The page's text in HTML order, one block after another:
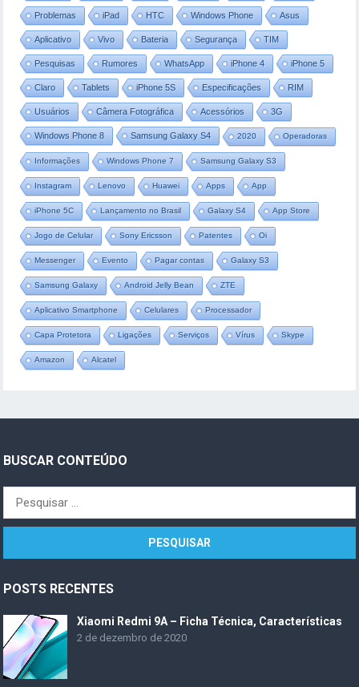
Problemas iPad HTC Windows Phone Asus
Aplicativo Vivo Bateria Segurança TIM
Pesquisas Rumores WhatsApp iPhone 4 iPhone 5
Claro Tablets iPhone 5S Especificações RIM
Usuários Câmera Fotográfica Acessórios 3G
Windows Phone 8 Samsung Galaxy S4 2020 Operadoras
Informações Windows Phone 7 Samsung Galaxy S3
Instagram Lenovo Huawei Apps App
iPhone 5C Lançamento no Brasil Galaxy S4 App Store
Jogo de Celular Sony Ericsson Patentes Oi
Messenger Evento Pagar contas Galaxy S3
Samsung Galaxy Android Jelly Bean ZTE
Aplicativo Smartphone Celulares Processador
Capa Protetora Ligações Serviços Vírus Skype
Amazon Alcatel
BUSCAR CONTEÚDO
Pesquisar
por:
POSTS RECENTES
Xiaomi Redmi 9A – Ficha Técnica, Características
2 de dezembro de 2020